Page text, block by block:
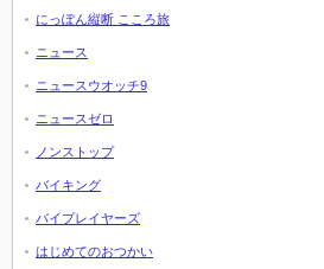
にっぽん縦断 こころ旅
ニュース
ニュースウオッチ9
ニュースゼロ
ノンストップ
バイキング
バイプレイヤーズ
はじめてのおつかい